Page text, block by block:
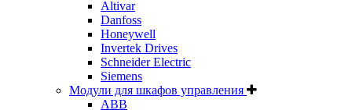
Altivar
Danfoss
Honeywell
Invertek Drives
Schneider Electric
Siemens
Модули для шкафов управления
ABB